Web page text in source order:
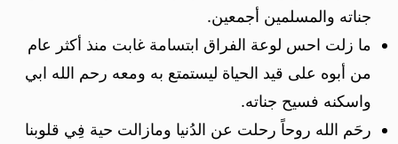
جناته والمسلمين أجمعين.
ما زلت احس لوعة الفراق ابتسامة غابت منذ أكثر عام
من أبوه على قيد الحياة ليستمتع به ومعه رحم الله ابي
واسكنه فسيح جناته.
رحَم الله روحاً رحلت عن الدُنيا ومازالت حية فِي قلوبنا